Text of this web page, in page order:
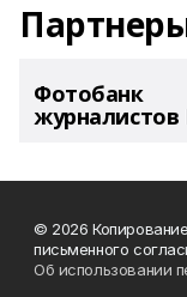
Фотобанк
журналистов
© 2026
письменного
Об использовании